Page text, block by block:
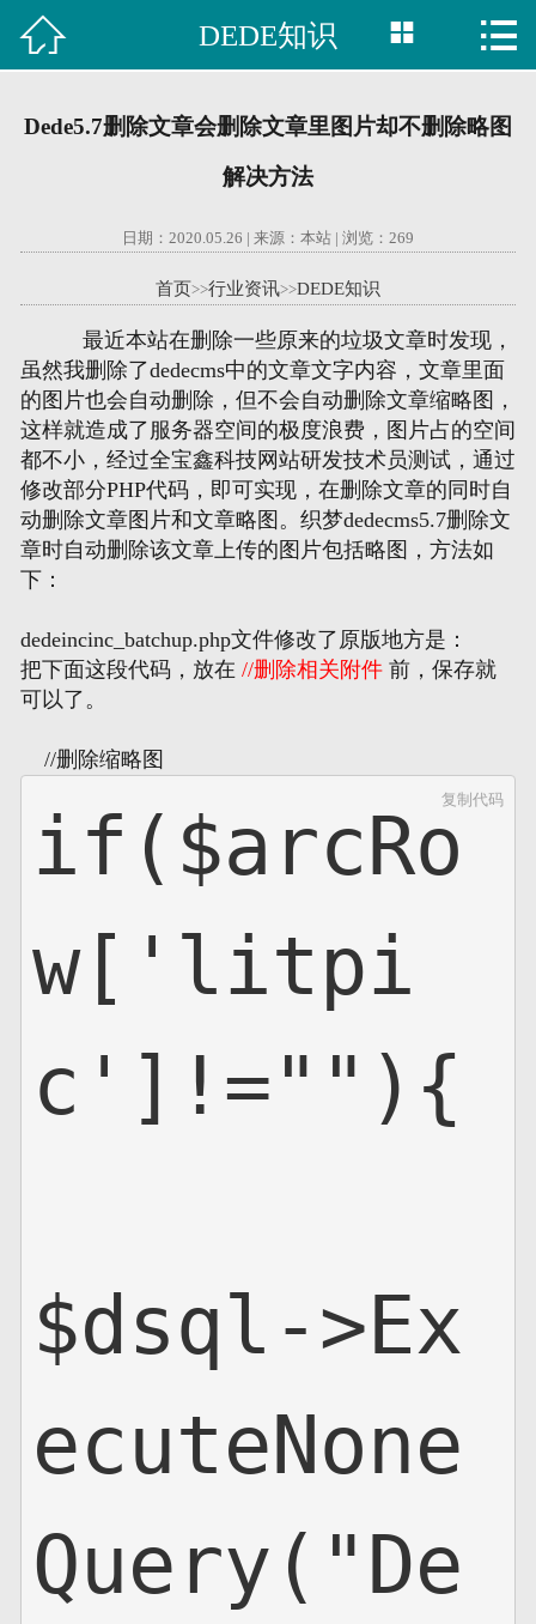
 首页
行业资讯
关于我们
联系我们
51La
域名查询
文本地图
 DEDE知识  
Dede5.7删除文章会删除文章里图片却不删除略图
解决方法
日期：2020.05.26 | 来源：本站 | 浏览： 269
首页>>行业资讯>>DEDE知识
最近本站在删除一些原来的垃圾文章时发现，
虽然我删除了dedecms中的文章文字内容，文章里面
的图片也会自动删除，但不会自动删除文章缩略图，
这样就造成了服务器空间的极度浪费，图片占的空间
都不小，经过全宝鑫科技网站研发技术员测试，通过
修改部分PHP代码，即可实现，在删除文章的同时自
动删除文章图片和文章略图。织梦dedecms5.7删除文
章时自动删除该文章上传的图片包括略图，方法如
下：
dedeincinc_batchup.php文件修改了原版地方是：
把下面这段代码，放在 //删除相关附件前，保存就
可以了。
//删除缩略图
复制代码
if($arcRo
w['litpi
c']!=""){
$dsql->Ex
ecuteNone
Query("De